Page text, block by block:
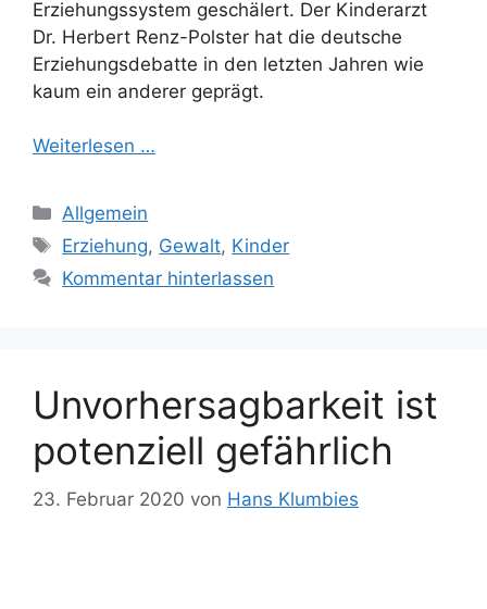
Erziehungssystem geschälert. Der Kinderarzt
Dr. Herbert Renz-Polster hat die deutsche
Erziehungsdebatte in den letzten Jahren wie
kaum ein anderer geprägt.
Weiterlesen …
Kategorien
Allgemein
Schlagwörter
Erziehung, Gewalt, Kinder
Kommentar hinterlassen
Unvorhersagbarkeit ist
potenziell gefährlich
23. Februar 2020 von Hans Klumbies